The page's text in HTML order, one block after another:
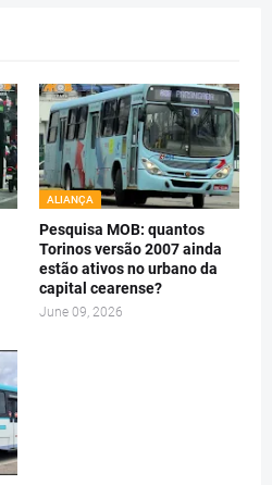
ALIANÇA
Pesquisa MOB: quantos
Torinos versão 2007 ainda
estão ativos no urbano da
capital cearense?
June 09, 2026